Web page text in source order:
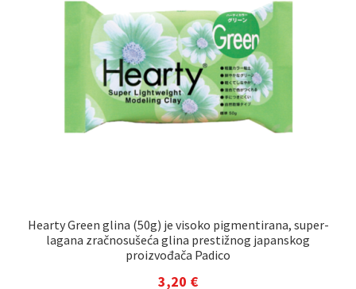
Hearty Green glina (50g) je visoko pigmentirana, super-
lagana zračnosušeća glina prestižnog japanskog
proizvođača Padico
3,20 €